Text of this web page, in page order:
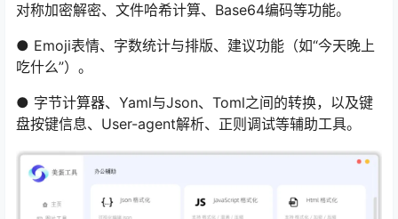
对称加密解密、文件哈希计算、Base64编码等功能。
● Emoji表情、字数统计与排版、建议功能（如“今天晚上
吃什么”）。
● 字节计算器、Yaml与Json、Toml之间的转换，以及键
盘按键信息、User-agent解析、正则调试等辅助工具。